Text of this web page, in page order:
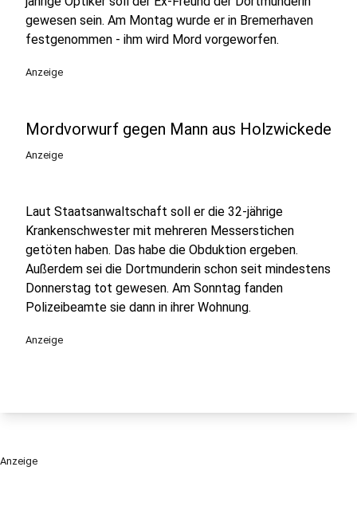
gewesen sein. Am Montag wurde er in Bremerhaven
festgenommen - ihm wird Mord vorgeworfen.
Anzeige
Mordvorwurf gegen Mann aus Holzwickede
Anzeige
Laut Staatsanwaltschaft soll er die 32-jährige
Krankenschwester mit mehreren Messerstichen
getöten haben. Das habe die Obduktion ergeben.
Außerdem sei die Dortmunderin schon seit mindestens
Donnerstag tot gewesen. Am Sonntag fanden
Polizeibeamte sie dann in ihrer Wohnung.
Anzeige
Anzeige